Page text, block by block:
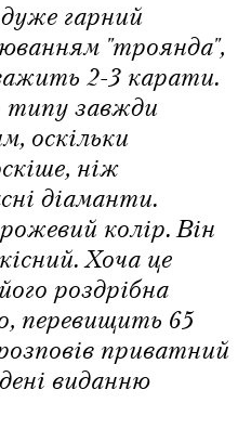
гарний
"троянда",
2-3 карати.
типу завжди
оскільки
ніж
діаманти.
колір. Він
Хоча це
роздрібна
перевищить 65
приватний
виданню